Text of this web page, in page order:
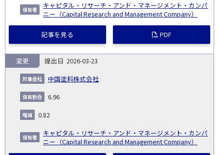
キャピタル・リサーチ・アンド・マネージメント・カンパ
ニー（Capital Research and Management Company）
記事を見る PDF
2026-03-23
中国塗料株式会社
変更
6.96
0.82
キャピタル・リサーチ・アンド・マネージメント・カンパ
ニー（Capital Research and Management Company）